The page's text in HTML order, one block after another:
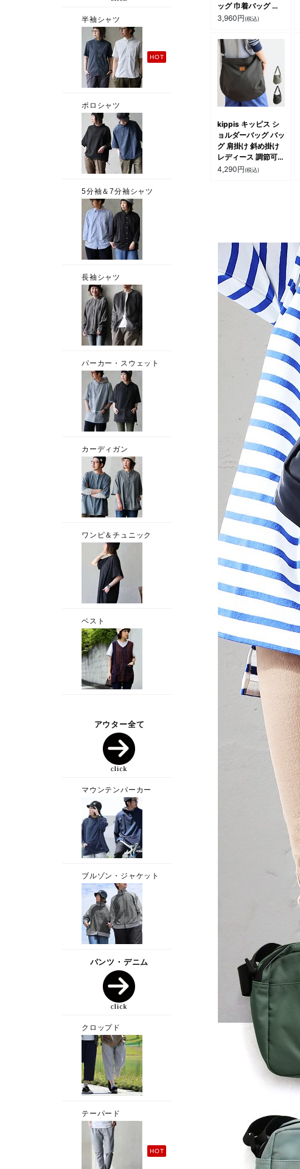
ッグ 巾着バッグ シ
ョルダー トート 手
ナイロン キルティン
グ 撥水加工 北欧 し
っかり 丈夫 軽量 秋
冬 お出かけ カジュ
アル パティ
3,960円(税込)
kippis キッピス シ
ョルダーバッグ バッ
グ 肩掛け 斜め掛け
レディース 調節可能
無地 ナイロン 撥水
4,290円(税込)